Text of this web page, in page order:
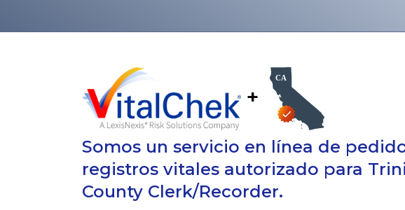
+
Somos un servicio en línea de
registros vitales autorizado para
County Clerk/Recorder.